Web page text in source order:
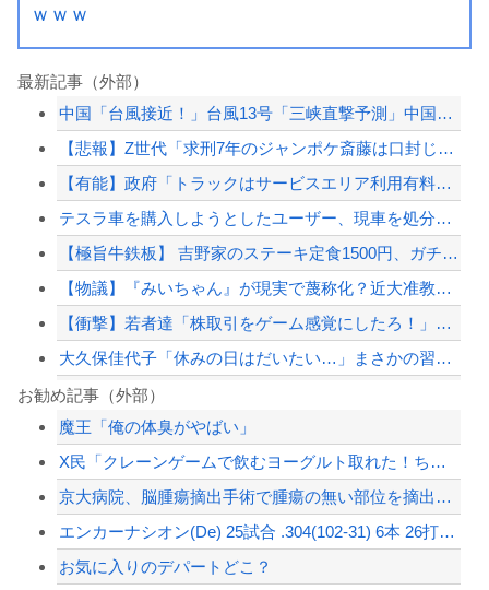
ｗｗｗ
最新記事（外部）
中国「台風接近！」台風13号「三峡直撃予測」中国「上流大洪水！（三峡上流」中国都...
【悲報】Z世代「求刑7年のジャンポケ斎藤は口封じに被害者殺した方が量刑軽かっただ...
【有能】政府「トラックはサービスエリア利用有料化すればサボらず走るし流問題解決じ...
テスラ車を購入しようとしたユーザー、現車を処分して代金を支払い、平日の納車日に予...
【極旨牛鉄板】 吉野家のステーキ定食1500円、ガチで美味そうｗｗｗ
【物議】『みいちゃん』が現実で蔑称化？近大准教授「文化芸術は人を傷つけてもよい。...
【衝撃】若者達「株取引をゲーム感覚にしたろ！」→結果
大久保佳代子「休みの日はだいたい…」まさかの習慣を暴露ｗｗｗ
【速報】外人の医療費未払いが多すぎたので病院が外人の治療を断るようになってしまう
【悲報】みいちゃんの作者さん、泣いてしまう😢
【配信者】「金バエ」のSNS更新が1週間途絶え、様々な憶測が飛び交う。1週間ぶり...
お勧め記事（外部）
魔王「俺の体臭がやばい」
X民「クレーンゲームで飲むヨーグルト取れた！ちゃんと冷蔵庫で冷やされてたし問題な...
京大病院、脳腫瘍摘出手術で腫瘍の無い部位を摘出してしまう 手術ミスで50代女性患...
エンカーナシオン(De) 25試合 .304(102-31) 6本 26打点 出...
お気に入りのデパートどこ？